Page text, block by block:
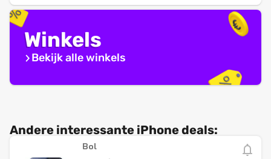
Winkels
Bekijk alle winkels
Andere interessante iPhone deals:
Bol